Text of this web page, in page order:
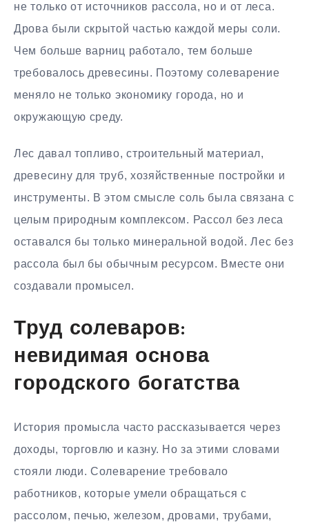
не только от источников рассола, но и от леса.
Дрова были скрытой частью каждой меры соли.
Чем больше варниц работало, тем больше
требовалось древесины. Поэтому солеварение
меняло не только экономику города, но и
окружающую среду.
Лес давал топливо, строительный материал,
древесину для труб, хозяйственные постройки и
инструменты. В этом смысле соль была связана с
целым природным комплексом. Рассол без леса
оставался бы только минеральной водой. Лес без
рассола был бы обычным ресурсом. Вместе они
создавали промысел.
Труд солеваров:
невидимая основа
городского богатства
История промысла часто рассказывается через
доходы, торговлю и казну. Но за этими словами
стояли люди. Солеварение требовало
работников, которые умели обращаться с
рассолом, печью, железом, дровами, трубами,